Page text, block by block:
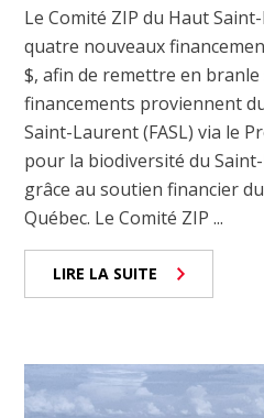
Le Comité ZIP du Haut
quatre nouveaux
$, afin de remettre en branle
financements proviennent
Saint-Laurent (FASL) via le
pour la biodiversité du
grâce au soutien financier
Québec. Le Comité ZIP ...
LIRE LA SUITE